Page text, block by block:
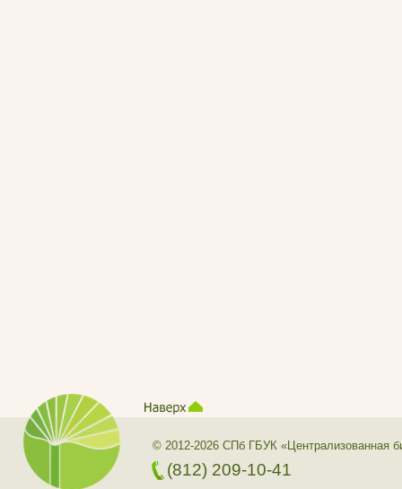
© 2012-2026 СПб ГБУК «Централизованная
(812) 209-10-41